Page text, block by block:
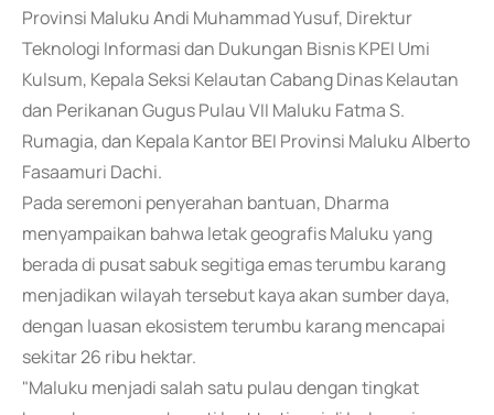
Provinsi Maluku Andi Muhammad Yusuf, Direktur
Teknologi Informasi dan Dukungan Bisnis KPEI Umi
Kulsum, Kepala Seksi Kelautan Cabang Dinas Kelautan
dan Perikanan Gugus Pulau VII Maluku Fatma S.
Rumagia, dan Kepala Kantor BEI Provinsi Maluku Alberto
Fasaamuri Dachi.
Pada seremoni penyerahan bantuan, Dharma
menyampaikan bahwa letak geografis Maluku yang
berada di pusat sabuk segitiga emas terumbu karang
menjadikan wilayah tersebut kaya akan sumber daya,
dengan luasan ekosistem terumbu karang mencapai
sekitar 26 ribu hektar.
"Maluku menjadi salah satu pulau dengan tingkat